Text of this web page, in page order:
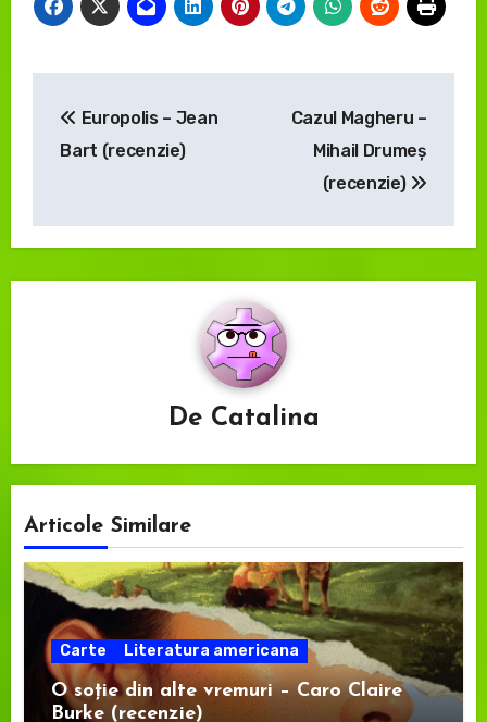
în
Europolis – Jean
Bart (recenzie)
Cazul Magheru –
Mihail Drumeș
(recenzie)
De Catalina
Articole Similare
Carte Literatura americana
O soție din alte vremuri – Caro Claire
Burke (recenzie)